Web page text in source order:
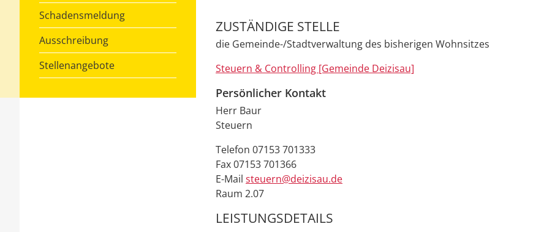
Schadensmeldung
Ausschreibung
Stellenangebote
ZUSTÄNDIGE STELLE
die Gemeinde-/Stadtverwaltung des bisherigen Wohnsitzes
Steuern & Controlling [Gemeinde Deizisau]
Persönlicher Kontakt
Herr Baur
Steuern
Telefon 07153 701333
Fax07153 701366
E-Mail steuern@deizisau.de
Raum 2.07
LEISTUNGSDETAILS